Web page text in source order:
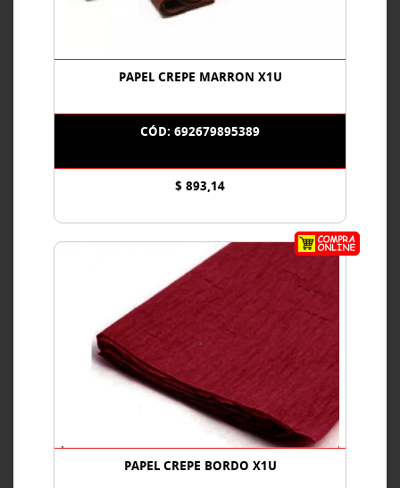
PAPEL CREPE MARRON X1U
CÓD: 692679895389
$ 893,14
PAPEL CREPE BORDO X1U